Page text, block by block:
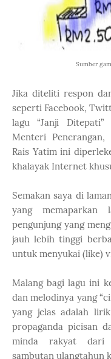
Sumber
Jika diteliti respon
seperti Facebook,
lagu “Janji
Menteri
Rais Yatim ini
khalayak Internet
Semakan saya di
yang memaparkan
pengunjung yang
jauh lebih tinggi
untuk menyukai (like)
Malang bagi lagu ini
dan melodinya yang
yang jelas adalah
propaganda picisan
minda rakyat dari
sambutan ulangtahun